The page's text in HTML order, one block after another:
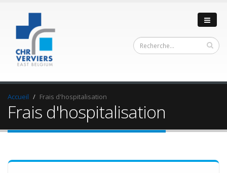
Accueil Frais d'hospitalisation
Frais d'hospitalisation